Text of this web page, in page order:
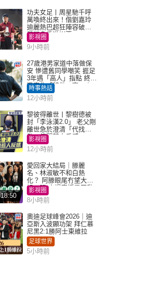
功夫女足丨周星馳千呼
萬喚終出來！偕劉嘉玲
迪麗熱巴超狂陣容破天
荒現身香港謝票
影視圈
9小時前
27歲港男家道中落做保
安 慘遭舊同學嘲笑 捱足
3年遇「高人」指點 終辭
職宣告「轉做一事」｜
Juicy叮
時事熱話
12小時前
黎彼得離世丨黎樹德被
封「李泳漢2.0」 老父剛
離世急於澄清「代找卡
數」傳聞惹人反感
影視圈
12小時前
18:50
愛回家大結局｜滕麗
名、林淑敏不和白熱
化？ 阿滕眼尾冇望大小
姐一眼 商場直播零互動
影視圈
8小時前
奧迪足球峰會2026｜迪
亞斯入波顯功架 拜仁慕
尼黑2:1勝阿士東維拉
足球世界
5小時前